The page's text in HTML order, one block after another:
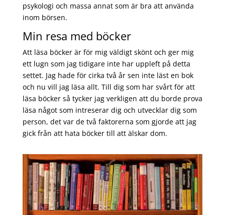
psykologi och massa annat som är bra att använda
inom börsen.
Min resa med böcker
Att läsa böcker är för mig väldigt skönt och ger mig
ett lugn som jag tidigare inte har uppleft på detta
settet. Jag hade för cirka två år sen inte läst en bok
och nu vill jag läsa allt. Till dig som har svårt för att
läsa böcker så tycker jag verkligen att du borde prova
läsa något som intreserar dig och utvecklar dig som
person, det var de två faktorerna som gjorde att jag
gick från att hata böcker till att älskar dom.